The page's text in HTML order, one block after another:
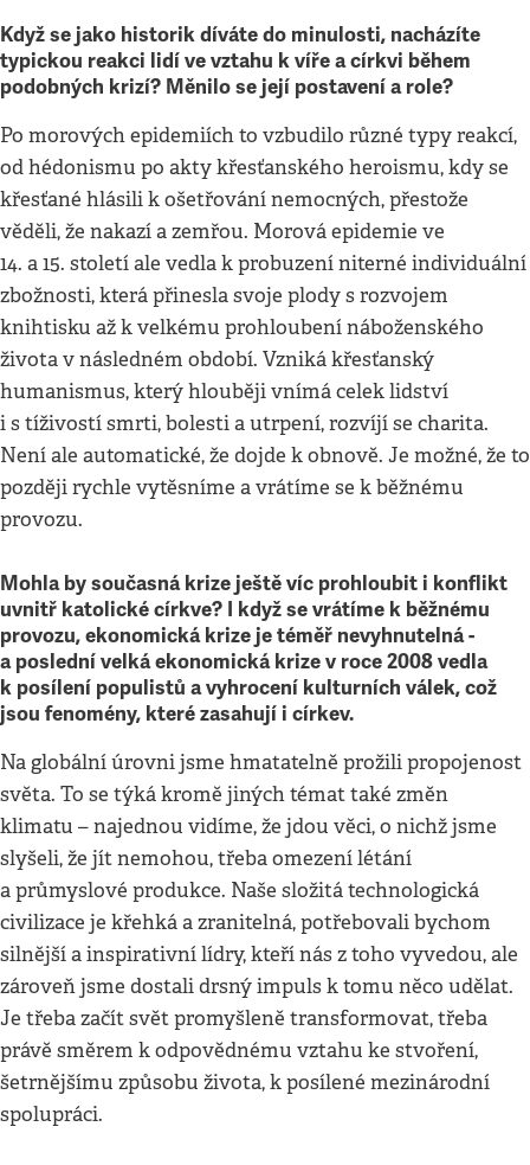
Když se jako historik díváte do minulosti, nacházíte
typickou reakci lidí ve vztahu k víře a církvi během
podobných krizí? Měnilo se její postavení a role?
Po morových epidemiích to vzbudilo různé typy reakcí,
od hédonismu po akty křesťanského heroismu, kdy se
křesťané hlásili k ošetřování nemocných, přestože
věděli, že nakazí a zemřou. Morová epidemie ve
14. a 15. století ale vedla k probuzení niterné individuální
zbožnosti, která přinesla svoje plody s rozvojem
knihtisku až k velkému prohloubení náboženského
života v následném období. Vzniká křesťanský
humanismus, který hlouběji vnímá celek lidství
i s tíživostí smrti, bolesti a utrpení, rozvíjí se charita.
Není ale automatické, že dojde k obnově. Je možné, že to
později rychle vytěsníme a vrátíme se k běžnému
provozu.
Mohla by současná krize ještě víc prohloubit i konflikt
uvnitř katolické církve? I když se vrátíme k běžnému
provozu, ekonomická krize je téměř nevyhnutelná -
a poslední velká ekonomická krize v roce 2008 vedla
k posílení populistů a vyhrocení kulturních válek, což
jsou fenomény, které zasahují i církev.
Na globální úrovni jsme hmatatelně prožili propojenost
světa. To se týká kromě jiných témat také změn
klimatu – najednou vidíme, že jdou věci, o nichž jsme
slyšeli, že jít nemohou, třeba omezení létání
a průmyslové produkce. Naše složitá technologická
civilizace je křehká a zranitelná, potřebovali bychom
silnější a inspirativní lídry, kteří nás z toho vyvedou, ale
zároveň jsme dostali drsný impuls k tomu něco udělat.
Je třeba začít svět promyšleně transformovat, třeba
právě směrem k odpovědnému vztahu ke stvoření,
šetrnějšímu způsobu života, k posílené mezinárodní
spolupráci.